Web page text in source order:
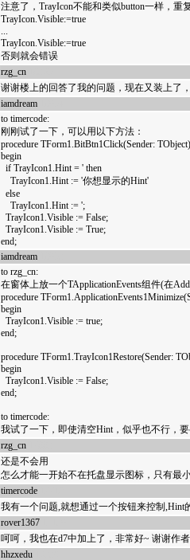
注意了，TrayIcon不能和类似button一样，重
TrayIcon.Visible:=true
...
TrayIcon.Visible:=true
否则就会错误
rzg_cn
谢谢楼上的回答了我的问题，现在又装上了
iamdream
to timercode:
刚刚试了一下，可以用以下方法：
procedure TForm1.BitBtn1Click(Sender:
begin
if TrayIcon1.Hint = ' then
TrayIcon1.Hint := '你想显示的Hint'
else
TrayIcon1.Hint := ';
TrayIcon1.Visible := False;
TrayIcon1.Visible := True;
end;
iamdream
to rzg_cn:
在窗体上放一个TApplicationEvents组件(在
procedure
begin
TrayIcon1.Visible := true;
end;
procedure TForm1.TrayIcon1Restore(Sender:
begin
TrayIcon1.Visible := False;
end;
to timercode:
我试了一下，即使清空Hint，似乎也不行，
rzg_cn
还是不会用
怎么才能一开始不在托盘显示图标，只有最
timercode
我有一个问题,就想通过一个按钮来控制,Hint
rover1367
呵呵，我也在d7中加上了，非常好~ 谢谢作者
hhzxedu